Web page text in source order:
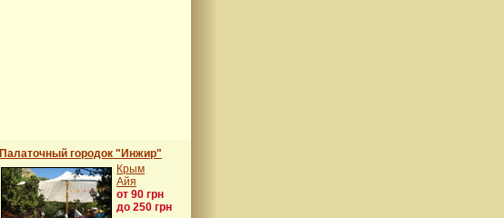
Палаточный городок "Инжир"
Крым
Айя
от 90 грн
до 250 грн